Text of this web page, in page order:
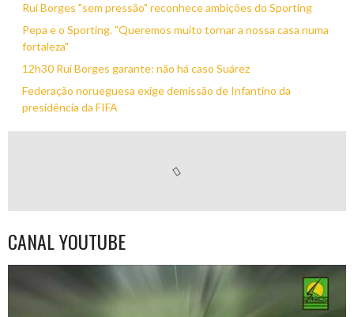
Rui Borges "sem pressão" reconhece ambições do Sporting
Pepa e o Sporting. "Queremos muito tornar a nossa casa numa
fortaleza"
12h30 Rui Borges garante: não há caso Suárez
Federação norueguesa exige demissão de Infantino da
presidência da FIFA
CANAL YOUTUBE